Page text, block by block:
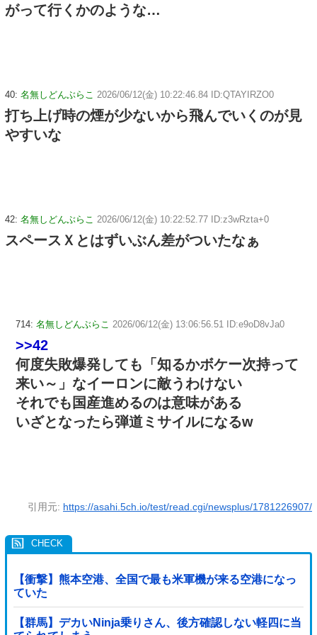
がって行くかのような…
40: 名無しどんぶらこ 2026/06/12(金) 10:22:46.84 ID:QTAYIRZO0
打ち上げ時の煙が少ないから飛んでいくのが見
やすいな
42: 名無しどんぶらこ 2026/06/12(金) 10:22:52.77 ID:z3wRzta+0
スペースＸとはずいぶん差がついたなぁ
714: 名無しどんぶらこ 2026/06/12(金) 13:06:56.51 ID:e9oD8vJa0
>>42
何度失敗爆発しても「知るかボケー次持って
来い～」なイーロンに敵うわけない
それでも国産進めるのは意味がある
いざとなったら弾道ミサイルになるw
引用元: https://asahi.5ch.io/test/read.cgi/newsplus/1781226907/
【衝撃】熊本空港、全国で最も米軍機が来る空港になっ
ていた
【群馬】デカいNinja乗りさん、後方確認しない軽四に当